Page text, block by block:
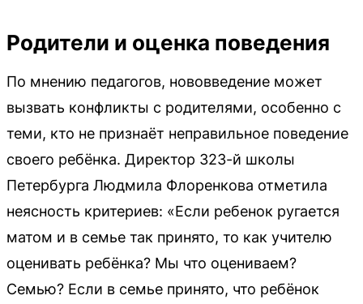
Родители и оценка поведения
По мнению педагогов, нововведение может
вызвать конфликты с родителями, особенно с
теми, кто не признаёт неправильное поведение
своего ребёнка. Директор 323-й школы
Петербурга Людмила Флоренкова отметила
неясность критериев: «Если ребенок ругается
матом и в семье так принято, то как учителю
оценивать ребёнка? Мы что оцениваем?
Семью? Если в семье принято, что ребёнок